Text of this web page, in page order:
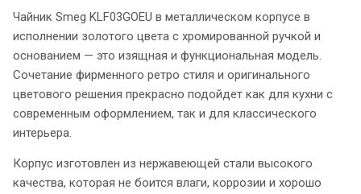
Чайник Smeg KLF03GOEU в металлическом корпусе в
исполнении золотого цвета с хромированной ручкой и
основанием — это изящная и функциональная модель.
Сочетание фирменного ретро стиля и оригинального
цветового решения прекрасно подойдет как для кухни с
современным оформлением, так и для классического
интерьера.
Корпус изготовлен из нержавеющей стали высокого
качества, которая не боится влаги, коррозии и хорошо